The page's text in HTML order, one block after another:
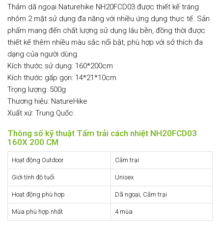
Thảm dã ngoại Naturehike NH20FCD03 được thiết kế tráng
nhôm 2 mặt sử dụng đa năng với nhiều ứng dụng thực tế. Sản
phẩm mang đến chất lượng sử dụng lâu bền, đồng thời được
thiết kế thêm nhiều màu sắc nổi bật, phù hợp với sở thích đa
dạng của người dùng.
Kích thước sử dụng: 160*200cm
Kích thước gấp gọn: 14*21*10cm
Trọng lượng: 500g
Thương hiệu: NatureHike
Xuất xứ: Trung Quốc
Thông số kỹ thuật Tấm trải cách nhiệt NH20FCD03
160X 200 CM
Hoạt động Outdoor Cắm trại
Giới tính độ tuổi Unisex
Hoạt động phù hợp Dã ngoại, Cắm trại
Mùa phù hợp nhất 4 mùa